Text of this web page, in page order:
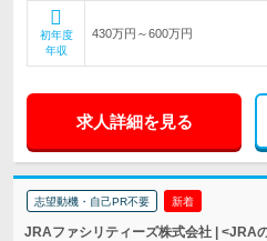
初年度
年収
430万円～600万円
求人詳細を見る
志望動機・自己PR不要 新着
JRAファシリティーズ株式会社 | <JRA